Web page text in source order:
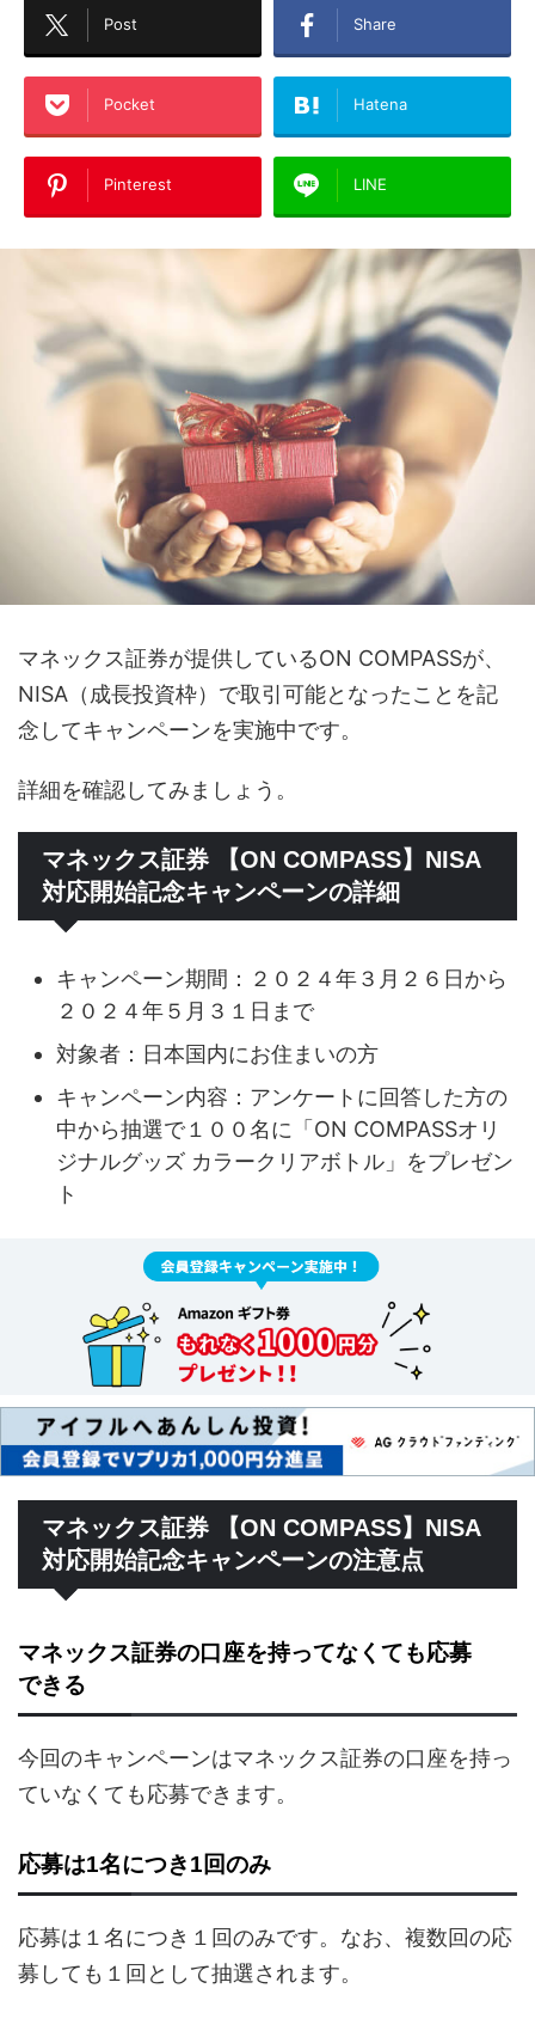
Post Share
Pocket Hatena
Pinterest LINE
マネックス証券が提供しているON COMPASSが、
NISA（成長投資枠）で取引可能となったことを記
念してキャンペーンを実施中です。
詳細を確認してみましょう。
マネックス証券 【ON COMPASS】NISA
対応開始記念キャンペーンの詳細
キャンペーン期間：２０２４年３月２６日から
２０２４年５月３１日まで
対象者：日本国内にお住まいの方
キャンペーン内容：アンケートに回答した方の
中から抽選で１００名に「ON COMPASSオリ
ジナルグッズ カラークリアボトル」をプレゼン
ト
マネックス証券 【ON COMPASS】NISA
対応開始記念キャンペーンの注意点
マネックス証券の口座を持ってなくても応募
できる
今回のキャンペーンはマネックス証券の口座を持っ
ていなくても応募できます。
応募は1名につき1回のみ
応募は１名につき１回のみです。なお、複数回の応
募しても１回として抽選されます。